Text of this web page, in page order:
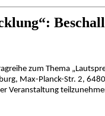
zum Thema
Max-Planck-Str. 2,
Veranstaltung